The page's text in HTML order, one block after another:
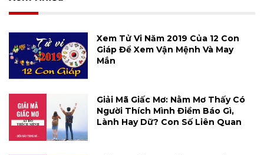
Xem Tử Vi Năm 2019 Của 12 Con
Giáp Để Xem Vận Mệnh Và May
Mắn
Giải Mã Giấc Mơ: Nằm Mơ Thấy Có
Người Thích Mình Điềm Báo Gì,
Lành Hay Dữ? Con Số Liên Quan